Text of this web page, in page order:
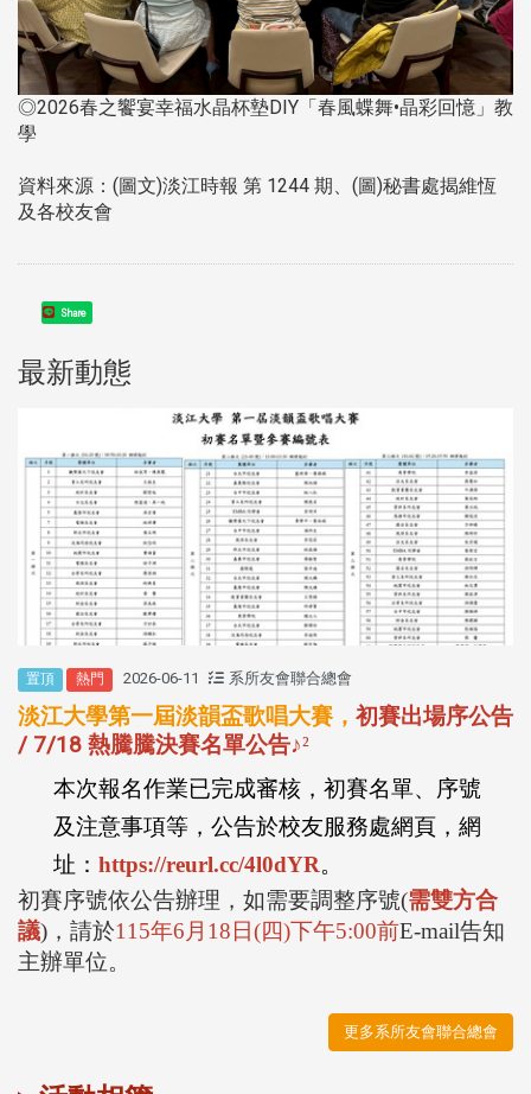
◎2026春之饗宴幸福水晶杯墊DIY「春風蝶舞•晶彩回憶」教
學
資料來源：(圖文)淡江時報 第 1244 期、(圖)秘書處揭維恆
及各校友會
Share
最新動態
置頂 熱門 2026-06-11 系所友會聯合總會
淡江大學第一屆淡韻盃歌唱大賽， 初賽出場序公告
/ 7/18 熱騰騰決賽名單公告♪²
本次報名作業已完成審核，初賽名單、序號
及注意事項等，公告於校友服務處網頁，網
址： https://reurl.cc/4l0dYR。
初賽序號依公告辦理，如需要調整序號(需雙方合
議) ，請於115年6月 18 日(四)下午5:00前E-mail告知
主辦單位。
更多系所友會聯合總會